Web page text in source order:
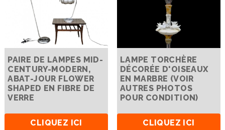
PAIRE DE LAMPES MID-
CENTURY-MODERN,
ABAT-JOUR FLOWER
SHAPED EN FIBRE DE
VERRE
CLIQUEZ ICI
LAMPE TORCHÈRE
DÉCORÉE D'OISEAUX
EN MARBRE (VOIR
AUTRES PHOTOS
POUR CONDITION)
CLIQUEZ ICI